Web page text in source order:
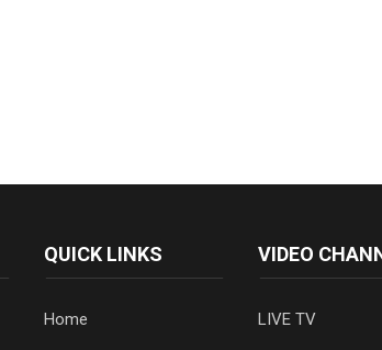
QUICK LINKS
Home
VIDEO
LIVE TV